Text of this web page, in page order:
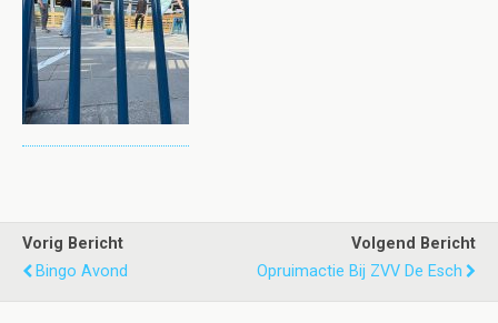
Vorig Bericht
Bingo Avond
Volgend Bericht
Opruimactie Bij ZVV De Esch